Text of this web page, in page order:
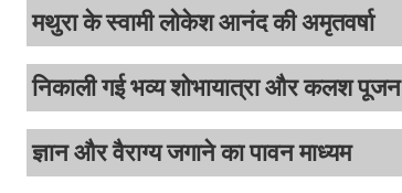
मथुरा के स्वामी लोकेश आनंद की अमृतवर्षा
निकाली गई भव्य शोभायात्रा और कलश पूजन
ज्ञान और वैराग्य जगाने का पावन माध्यम